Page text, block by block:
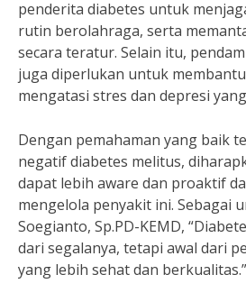
penderita diabetes untuk
rutin berolahraga, serta
secara teratur. Selain itu,
juga diperlukan untuk
mengatasi stres dan depresi
Dengan pemahaman yang baik
negatif diabetes melitus,
dapat lebih aware dan proaktif
mengelola penyakit ini. Sebagai
Soegianto, Sp.PD-KEMD,
dari segalanya, tetapi awal dari
yang lebih sehat dan berkualitas.”